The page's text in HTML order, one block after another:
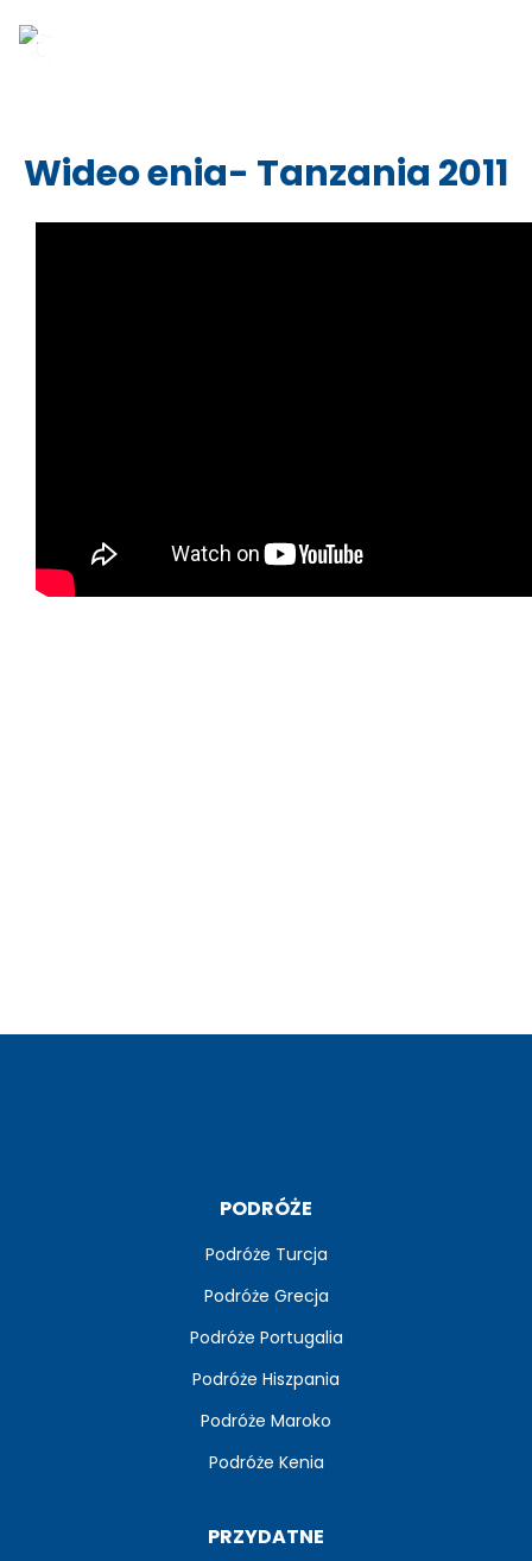
Wideo enia- Tanzania 2011
PODRÓŻE
Podróże Turcja
Podróże Grecja
Podróże Portugalia
Podróże Hiszpania
Podróże Maroko
Podróże Kenia
PRZYDATNE